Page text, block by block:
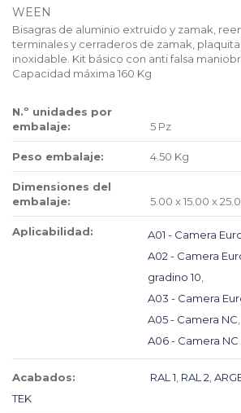
WEEN
Bisagras de aluminio extruido y zamak,
terminales y cerraderos de zamak,
inoxidable. Kit básico con anti falsa
Capacidad máxima 160 Kg
N.º unidades por
embalaje:
5 Pz
Peso embalaje: 4.50 Kg
Dimensiones del
embalaje:
5.00 x 15.00 x
Aplicabilidad: A01 - Camera
A02 - Camera
gradino 10,
A03 - Camera
A05 - Camera NC,
A06 - Camera NC
Acabados: RAL 1, RAL 2,
TEK